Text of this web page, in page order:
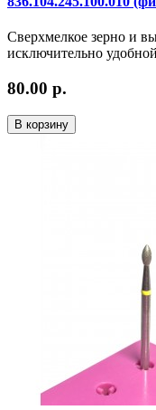
Сверхмелкое зерно и
исключительно
80.00 р.
В корзину